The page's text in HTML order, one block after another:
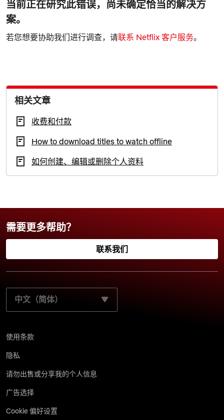
当前正在研究此错误，尚未确定恰当的解决方
案。
若您想要协助我们进行调查，请联系 Netflix 客户服务。
相关文章
收费和付款
How to download titles to watch offline
如何创建、编辑或删除个人资料
需要更多帮助？
联系我们
选择您的首选语言：
使用条款
隐私
请勿出售或分享我的个人信息
广告选择
Cookie 偏好设置